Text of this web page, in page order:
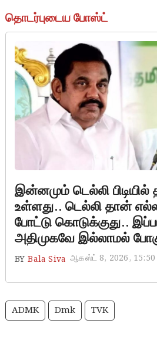
தொடர்புடைய போஸ்ட்
இன்னமும் டெல்லி
உள்ளது.. டெல்லி தான்
போட்டு கொடுக்குது..
அதிமுகவே இல்லாமல்
BY Bala Siva ஆகஸ்ட் 8, 2026, 15:50
ADMK Dmk TVK